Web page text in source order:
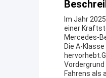
Im Jahr
einer
Mercedes-
Die A-
Fahrens als